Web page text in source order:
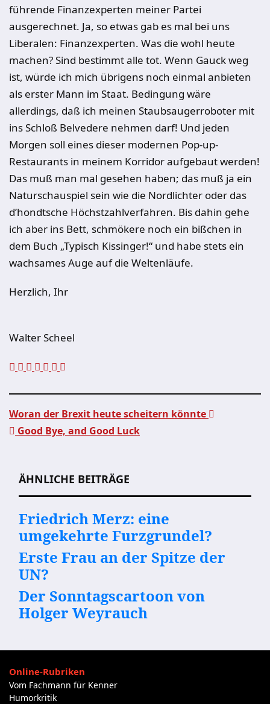
führende Finanzexperten meiner Partei
ausgerechnet. Ja, so etwas gab es mal bei uns
Liberalen: Finanzexperten. Was die wohl heute
machen? Sind bestimmt alle tot. Wenn Gauck weg
ist, würde ich mich übrigens noch einmal anbieten
als erster Mann im Staat. Bedingung wäre
allerdings, daß ich meinen Staubsaugerroboter mit
ins Schloß Belvedere nehmen darf! Und jeden
Morgen soll eines dieser modernen Pop-up-
Restaurants in meinem Korridor aufgebaut werden!
Das muß man mal gesehen haben; das muß ja ein
Naturschauspiel sein wie die Nordlichter oder das
d’hondtsche Höchstzahlverfahren. Bis dahin gehe
ich aber ins Bett, schmökere noch ein bißchen in
dem Buch „Typisch Kissinger!“ und habe stets ein
wachsames Auge auf die Weltenläufe.
Herzlich, Ihr
Walter Scheel
Woran der Brexit heute scheitern könnte
Good Bye, and Good Luck
ÄHNLICHE BEITRÄGE
Friedrich Merz: eine
umgekehrte Furzgrundel?
Erste Frau an der Spitze der
UN?
Der Sonntagscartoon von
Holger Weyrauch
Online-Rubriken
Vom Fachmann für Kenner
Humorkritik